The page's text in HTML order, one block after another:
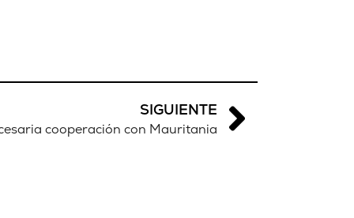
SIGUIENTE
cooperación con Mauritania